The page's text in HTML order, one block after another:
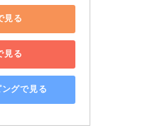
見る
見る
グで見る